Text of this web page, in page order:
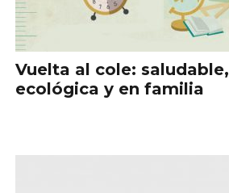
Vuelta al cole: saludable,
ecológica y en familia